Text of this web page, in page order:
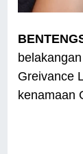
Greivance
kenamaan